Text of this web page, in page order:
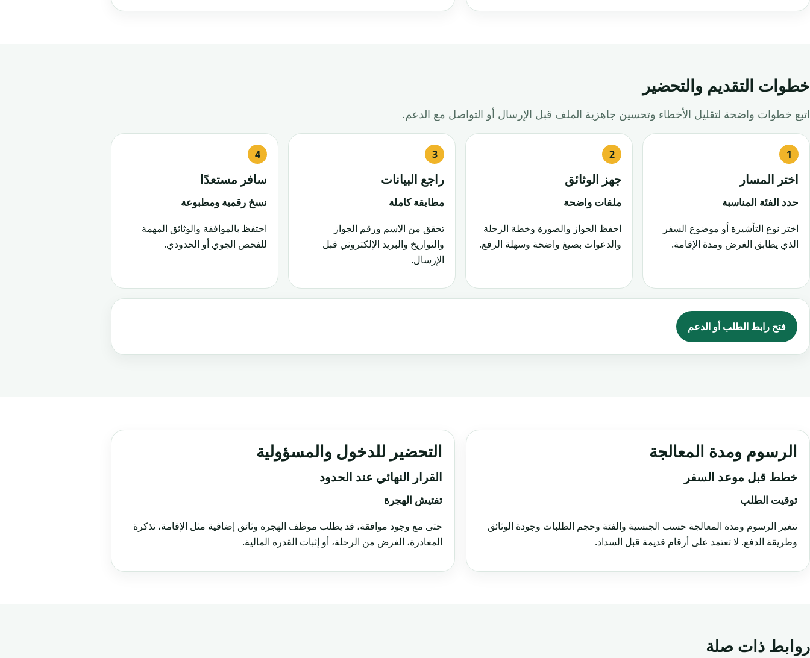
خطوات التقديم والتحضير
اتبع خطوات واضحة لتقليل الأخطاء وتحسين جاهزية الملف قبل الإرسال أو التواصل مع الدعم.
اختر المسار
حدد الفئة المناسبة
اختر نوع التأشيرة أو موضوع السفر
الذي يطابق الغرض ومدة الإقامة.
جهز الوثائق
ملفات واضحة
احفظ الجواز والصورة وخطة الرحلة
والدعوات بصيغ واضحة وسهلة الرفع.
راجع البيانات
مطابقة كاملة
تحقق من الاسم ورقم الجواز
والتواريخ والبريد الإلكتروني قبل
الإرسال.
سافر مستعدًا
نسخ رقمية ومطبوعة
احتفظ بالموافقة والوثائق المهمة
للفحص الجوي أو الحدودي.
فتح رابط الطلب أو الدعم
الرسوم ومدة المعالجة
خطط قبل موعد السفر
توقيت الطلب
تتغير الرسوم ومدة المعالجة حسب الجنسية والفئة وحجم الطلبات وجودة الوثائق
وطريقة الدفع. لا تعتمد على أرقام قديمة قبل السداد.
التحضير للدخول والمسؤولية
القرار النهائي عند الحدود
تفتيش الهجرة
حتى مع وجود موافقة، قد يطلب موظف الهجرة وثائق إضافية مثل الإقامة، تذكرة
المغادرة، الغرض من الرحلة، أو إثبات القدرة المالية.
روابط ذات صلة